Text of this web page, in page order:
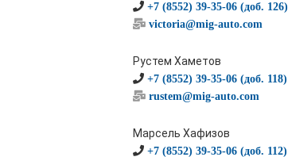
+7 (8552) 39-35-06 (доб. 126)
victoria@mig-auto.com
Рустем Хаметов
+7 (8552) 39-35-06 (доб. 118)
rustem@mig-auto.com
Марсель Хафизов
+7 (8552) 39-35-06 (доб. 112)